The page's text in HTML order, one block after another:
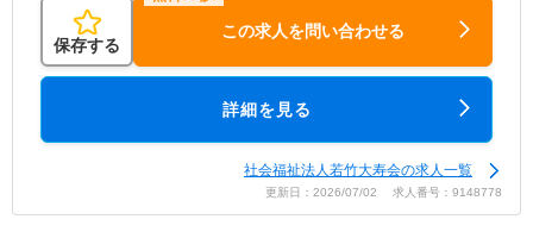
保存する
この求人を問い合わせる
詳細を見る
社会福祉法人若竹大寿会の求人一覧
更新日：2026/07/02 求人番号：9148778